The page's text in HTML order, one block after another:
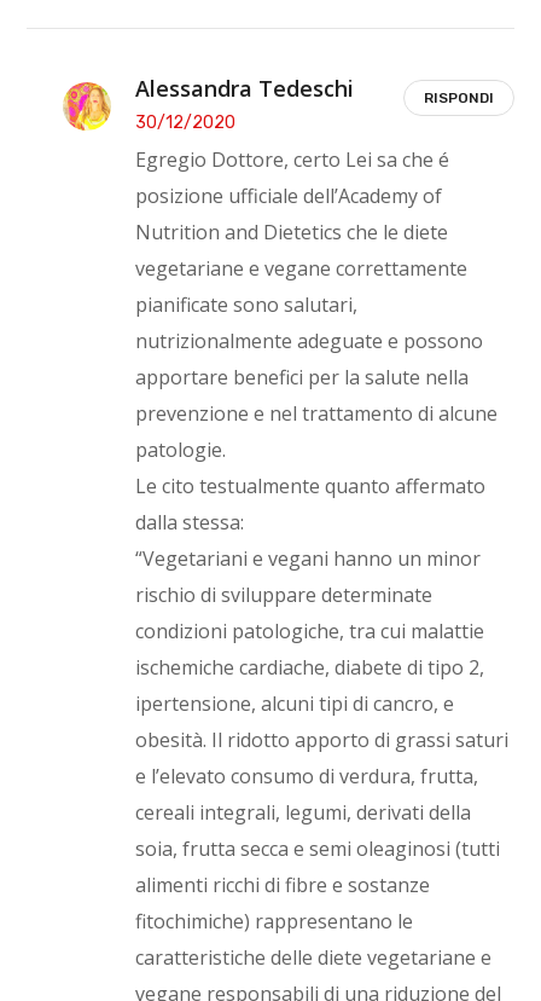
Alessandra Tedeschi
30/12/2020
Egregio Dottore, certo Lei sa che é
posizione ufficiale dell’Academy of
Nutrition and Dietetics che le diete
vegetariane e vegane correttamente
pianificate sono salutari,
nutrizionalmente adeguate e possono
apportare benefici per la salute nella
prevenzione e nel trattamento di alcune
patologie.
Le cito testualmente quanto affermato
dalla stessa:
“Vegetariani e vegani hanno un minor
rischio di sviluppare determinate
condizioni patologiche, tra cui malattie
ischemiche cardiache, diabete di tipo 2,
ipertensione, alcuni tipi di cancro, e
obesità. Il ridotto apporto di grassi saturi
e l’elevato consumo di verdura, frutta,
cereali integrali, legumi, derivati della
soia, frutta secca e semi oleaginosi (tutti
alimenti ricchi di fibre e sostanze
fitochimiche) rappresentano le
caratteristiche delle diete vegetariane e
vegane responsabili di una riduzione del
RISPONDI